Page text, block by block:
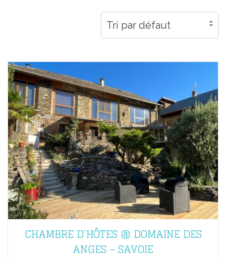
Tri par défaut
CHAMBRE D’HÔTES @ DOMAINE DES
ANGES – SAVOIE